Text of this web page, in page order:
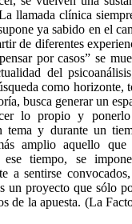
llamada clínica
ya sabido en el
de diferentes
por casos” se
del
como horizonte,
busca generar un
lo propio y
tema y durante un
amplio aquello que
tiempo, se
a sentirse
un proyecto que sólo
de la apuesta. (La